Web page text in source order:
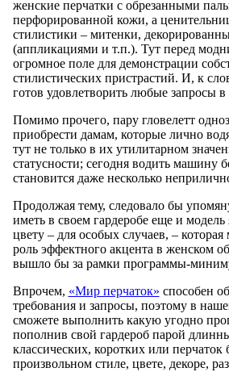
женские перчатки с обрезанными
перфорированной кожи, а
стилистики – митенки,
(аппликациями и т.п.). Тут перед
огромное поле для демонстрации
стилистических пристрастий. И, к
готов удовлетворить любые запросы в
Помимо прочего, пару гловелетт
приобрести дамам, которые лично
тут не только в их утилитарном
статусности; сегодня водить машину
становится даже несколько
Продолжая тему, следовало бы
иметь в своем гардеробе еще и
цвету – для особых случаев, –
роль эффектного акцента в женском
вышло бы за рамки программы-
Впрочем, «Мир перчаток» способен
требования и запросы, поэтому в
сможете выполнить какую угодно
пополнив свой гардероб парой
классических, коротких или перчаток
произвольном стиле, цвете, декоре,